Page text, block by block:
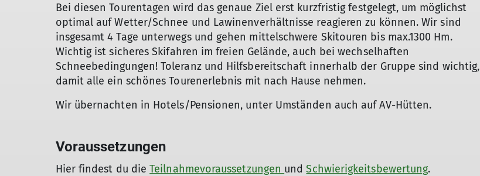
Bei diesen Tourentagen wird das genaue Ziel erst kurzfristig festgelegt, um möglichst
optimal auf Wetter/Schnee und Lawinenverhältnisse reagieren zu können. Wir sind
insgesamt 4 Tage unterwegs und gehen mittelschwere Skitouren bis max.1300 Hm.
Wichtig ist sicheres Skifahren im freien Gelände, auch bei wechselhaften
Schneebedingungen! Toleranz und Hilfsbereitschaft innerhalb der Gruppe sind wichtig,
damit alle ein schönes Tourenerlebnis mit nach Hause nehmen.
Wir übernachten in Hotels/Pensionen, unter Umständen auch auf AV-Hütten.
Voraussetzungen
Hier findest du dieTeilnahmevoraussetzungen undSchwierigkeitsbewertung.